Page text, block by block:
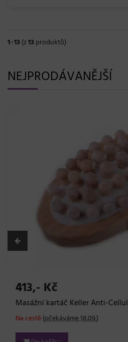
1−13 (z13 produktů)
NEJPRODÁVANĚJŠÍ
413,- Kč
Masážní kartáč Keller Anti-
Na cestě(očekáváme 18.09.)